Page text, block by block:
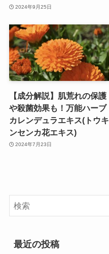
2024年9月25日
【成分解説】肌荒れの保護
や殺菌効果も！万能ハーブ
カレンデュラエキス(トウキ
ンセンカ花エキス)
2024年7月23日
最近の投稿